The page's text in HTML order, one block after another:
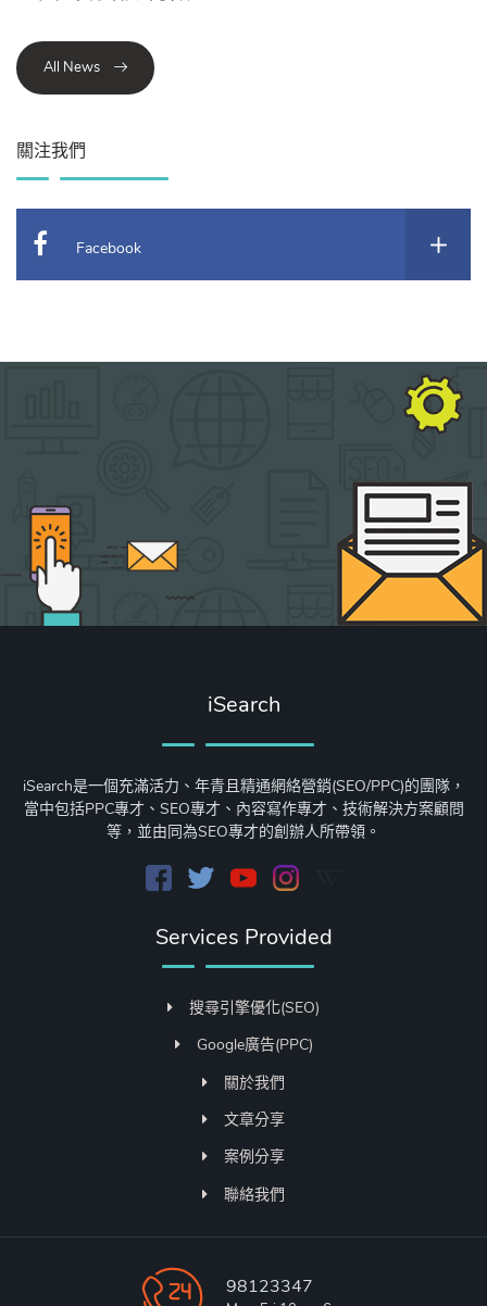
All News
關注我們
Facebook
iSearch
iSearch是一個充滿活力、年青且精通網絡營銷(SEO/PPC)的團隊，
當中包括PPC專才、SEO專才、內容寫作專才、技術解決方案顧問
等，並由同為SEO專才的創辦人所帶領。
Services Provided
搜尋引擎優化(SEO)
Google廣告(PPC)
關於我們
文章分享
案例分享
聯絡我們
98123347